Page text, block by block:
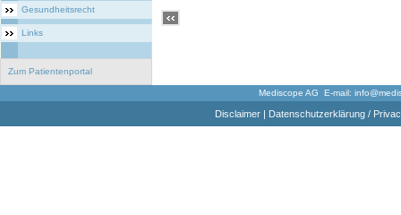
Gesundheitsrecht
Links
Zum Patientenportal
Mediscope AG E-mail:
Disclaimer| Datenschutzerklärung /